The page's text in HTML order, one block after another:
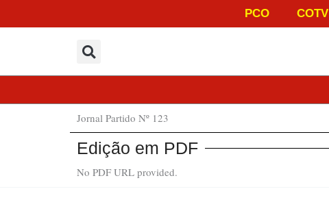
para
PCO COTV
Jornal Partido Nº 123
Edição em PDF
No PDF URL provided.